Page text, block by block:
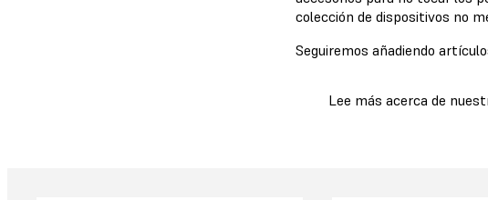
colección de dispositivos no
Seguiremos añadiendo
Lee más acerca de